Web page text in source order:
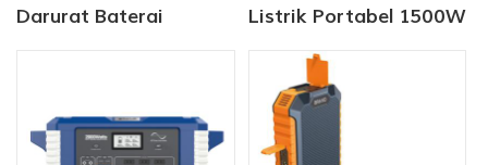
Darurat Baterai
Listrik Portabel 1500W
untuk Rumah,
Berkemah